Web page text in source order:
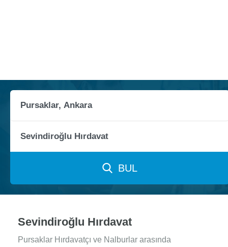
BUL
Sevindiroğlu Hırdavat
Pursaklar Hırdavatçı ve Nalburlar arasında